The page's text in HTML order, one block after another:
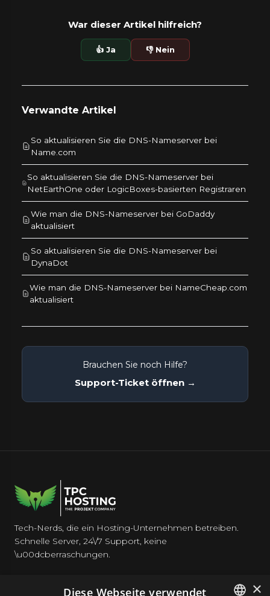
War dieser Artikel hilfreich?
👍 Ja 👎 Nein
Verwandte Artikel
So aktualisieren Sie die DNS-Nameserver bei
Name.com
So aktualisieren Sie die DNS-Nameserver bei
NetEarthOne oder LogicBoxes-basierten Registraren
Wie man die DNS-Nameserver bei GoDaddy
aktualisiert
So aktualisieren Sie die DNS-Nameserver bei
DynaDot
Wie man die DNS-Nameserver bei NameCheap.com
aktualisiert
Brauchen Sie noch Hilfe?
Support-Ticket öffnen →
Tech-Nerds, die ein Hosting-Unternehmen betreiben.
Schnelle Server, 24\/7 Support, keine
\u00dcberraschungen.
×
Diese Webseite verwendet